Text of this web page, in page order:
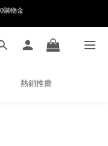
88折！
88折！
2件享9折
熱銷推薦